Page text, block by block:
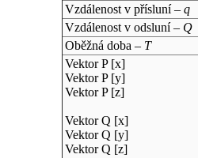
Vzdálenost v přísluní – q
Vzdálenost v odsluní – Q
Oběžná doba – T
Vektor P [x]
Vektor P [y]
Vektor P [z]
Vektor Q [x]
Vektor Q [y]
Vektor Q [z]